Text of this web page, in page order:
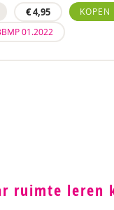
€4,95
KOPEN
01.2022
ruimte leren